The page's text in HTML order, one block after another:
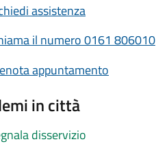
assistenza
il numero 0161 806010
appuntamento
in città
disservizio